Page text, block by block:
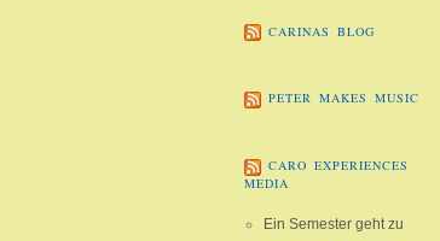
CARINAS BLOG
PETER MAKES MUSIC
CARO EXPERIENCES
MEDIA
Ein Semester geht zu